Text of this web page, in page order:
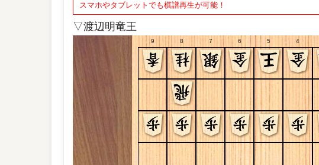
スマホやタブレットでも棋譜再生が可能！
▽渡辺明竜王
9 8 7 6 5 4